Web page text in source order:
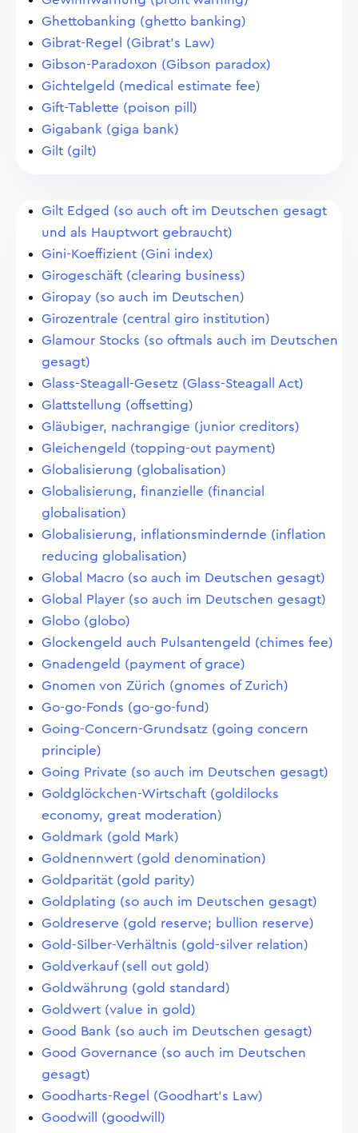
Ghettobanking (ghetto banking)
Gibrat-Regel (Gibrat's Law)
Gibson-Paradoxon (Gibson paradox)
Gichtelgeld (medical estimate fee)
Gift-Tablette (poison pill)
Gigabank (giga bank)
Gilt (gilt)
Gilt Edged (so auch oft im Deutschen gesagt
und als Hauptwort gebraucht)
Gini-Koeffizient (Gini index)
Girogeschäft (clearing business)
Giropay (so auch im Deutschen)
Girozentrale (central giro institution)
Glamour Stocks (so oftmals auch im Deutschen
gesagt)
Glass-Steagall-Gesetz (Glass-Steagall Act)
Glattstellung (offsetting)
Gläubiger, nachrangige (junior creditors)
Gleichengeld (topping-out payment)
Globalisierung (globalisation)
Globalisierung, finanzielle (financial
globalisation)
Globalisierung, inflationsmindernde (inflation
reducing globalisation)
Global Macro (so auch im Deutschen gesagt)
Global Player (so auch im Deutschen gesagt)
Globo (globo)
Glockengeld auch Pulsantengeld (chimes fee)
Gnadengeld (payment of grace)
Gnomen von Zürich (gnomes of Zurich)
Go-go-Fonds (go-go-fund)
Going-Concern-Grundsatz (going concern
principle)
Going Private (so auch im Deutschen gesagt)
Goldglöckchen-Wirtschaft (goldilocks
economy, great moderation)
Goldmark (gold Mark)
Goldnennwert (gold denomination)
Goldparität (gold parity)
Goldplating (so auch im Deutschen gesagt)
Goldreserve (gold reserve; bullion reserve)
Gold-Silber-Verhältnis (gold-silver relation)
Goldverkauf (sell out gold)
Goldwährung (gold standard)
Goldwert (value in gold)
Good Bank (so auch im Deutschen gesagt)
Good Governance (so auch im Deutschen
gesagt)
Goodharts-Regel (Goodhart's Law)
Goodwill (goodwill)